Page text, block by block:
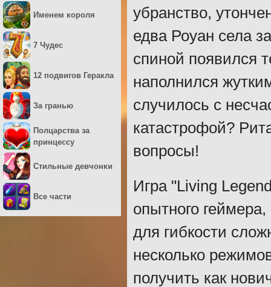
убранство,
едва Роуан села
спиной появился
наполнился
случилось с
катастрофой?
вопросы!
Игра "Living
опытного
для гибкости
несколько
получить как
Именем короля
7 Чудес
12 подвигов Геракла
За гранью
Полцарства за
принцессу
Стильные девчонки
Все части